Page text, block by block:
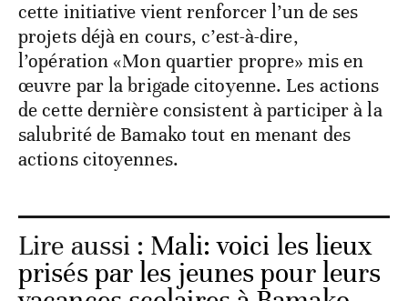
cette initiative vient renforcer l’un de ses
projets déjà en cours, c’est-à-dire,
l’opération «Mon quartier propre» mis en
œuvre par la brigade citoyenne. Les actions
de cette dernière consistent à participer à la
salubrité de Bamako tout en menant des
actions citoyennes.
Lire aussi : Mali: voici les lieux
prisés par les jeunes pour leurs